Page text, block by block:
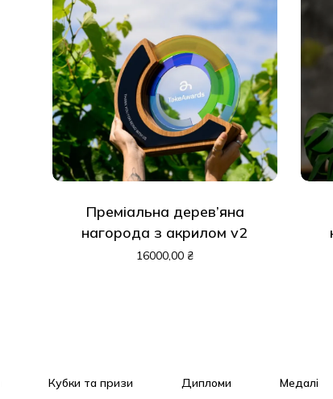
Преміальна дерев’яна
нагорода з акрилом v2
16000,00 ₴
Кубки та призи Дипломи Медалі